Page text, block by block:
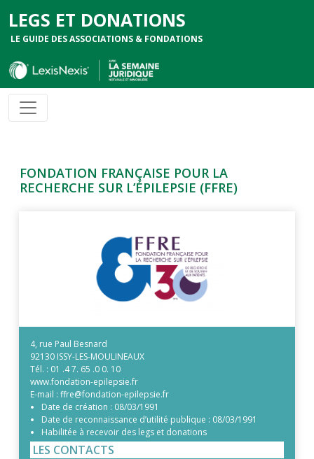
LEGS ET DONATIONS
LE GUIDE DES ASSOCIATIONS & FONDATIONS
FONDATION FRANÇAISE POUR LA
RECHERCHE SUR L’ÉPILEPSIE (FFRE)
4, rue Paul Besnard
92130 ISSY-LES-MOULINEAUX
Tél. : 01 .4 7. 65 .0 0. 10
www.fondation-epilepsie.fr
E-mail : ffre@fondation-epilepsie.fr
Date de création : 08/03/1991
Date de reconnaissance d’utilité publique : 08/03/1991
Habilitée à recevoir des legs et donations
LES CONTACTS